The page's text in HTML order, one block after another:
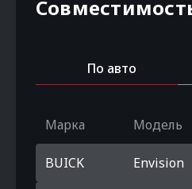
По авто
Марка Модель
BUICK Envision